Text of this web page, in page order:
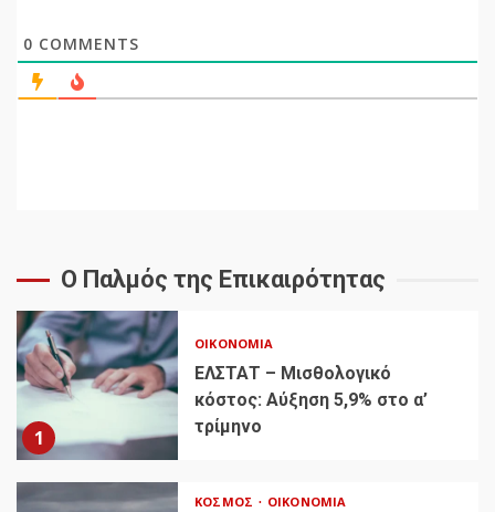
0 COMMENTS
Ο Παλμός της Επικαιρότητας
1
ΟΙΚΟΝΟΜΊΑ
ΕΛΣΤΑΤ – Μισθολογικό
κόστος: Αύξηση 5,9% στο α’
τρίμηνο
ΚΌΣΜΟΣ ΟΙΚΟΝΟΜΊΑ